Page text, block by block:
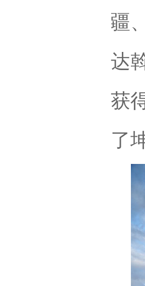
疆
达
获
了